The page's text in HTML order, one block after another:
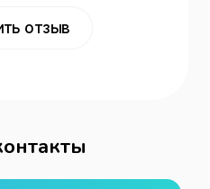
отзыв